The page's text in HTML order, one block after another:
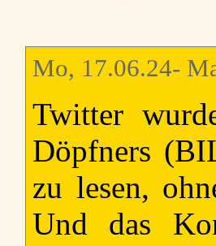
Mo, 17.06.24-
Twitter
Döpfners
zu lesen,
Und das